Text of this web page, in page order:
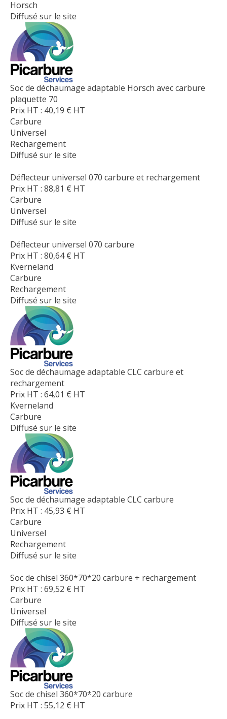
Horsch
Diffusé sur le site
Soc de déchaumage adaptable Horsch avec carbure
plaquette 70
Prix HT : 40,19 € HT
Carbure
Universel
Rechargement
Diffusé sur le site
Déflecteur universel 070 carbure et rechargement
Prix HT : 88,81 € HT
Carbure
Universel
Diffusé sur le site
Déflecteur universel 070 carbure
Prix HT : 80,64€ HT
Kverneland
Carbure
Rechargement
Diffusé sur le site
Soc de déchaumage adaptable CLC carbure et
rechargement
Prix HT : 64,01 € HT
Kverneland
Carbure
Diffusé sur le site
Soc de déchaumage adaptable CLC carbure
Prix HT : 45,93 € HT
Carbure
Universel
Rechargement
Diffusé sur le site
Soc de chisel 360*70*20 carbure + rechargement
Prix HT : 69,52 € HT
Carbure
Universel
Diffusé sur le site
Soc de chisel 360*70*20 carbure
Prix HT : 55,12 € HT